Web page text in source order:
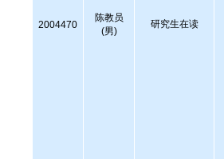
2004470
陈教员
(男)
研究生在读